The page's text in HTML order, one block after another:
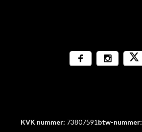
KVK nummer: 73807591 btw-nummer: